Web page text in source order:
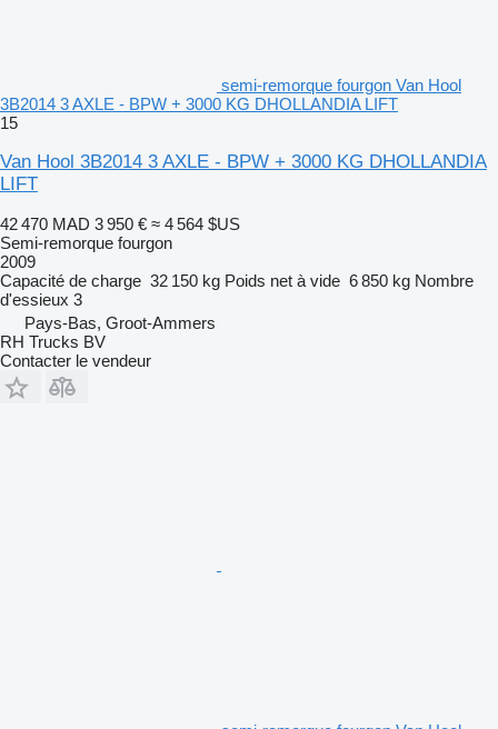
semi-remorque fourgon Van Hool
3B2014 3 AXLE - BPW + 3000 KG DHOLLANDIA LIFT
15
Van Hool 3B2014 3 AXLE - BPW + 3000 KG DHOLLANDIA
LIFT
42 470 MAD 3 950 € ≈ 4 564 $US
Semi-remorque fourgon
2009
Capacité de charge 32 150 kg Poids net à vide 6 850 kg Nombre
d'essieux 3
Pays-Bas, Groot-Ammers
RH Trucks BV
Contacter le vendeur